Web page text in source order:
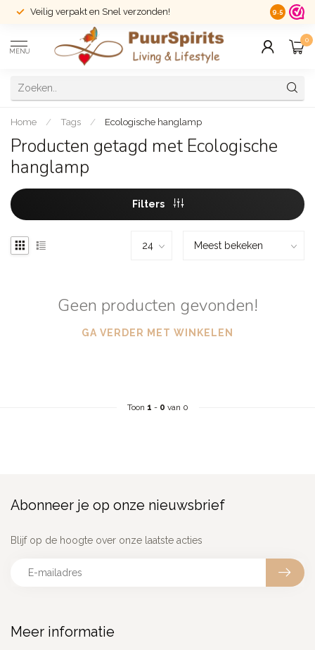
Veilig verpakt en Snel verzonden! 14 dagen
9.5
MENU
0
Home / Tags / Ecologische hanglamp
Producten getagd met Ecologische
hanglamp
Filters
Geen producten gevonden!
GA VERDER MET WINKELEN
Toon 1 - 0 van 0
Meer informatie
Abonneer je op onze nieuwsbrief
Blijf op de hoogte over onze laatste acties